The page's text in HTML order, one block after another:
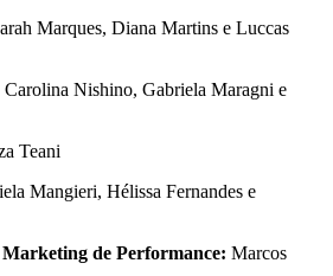
Marques, Diana Martins e Luccas
Carolina Nishino, Gabriela Maragni e
Teani
Mangieri, Hélissa Fernandes e
de Performance: Marcos